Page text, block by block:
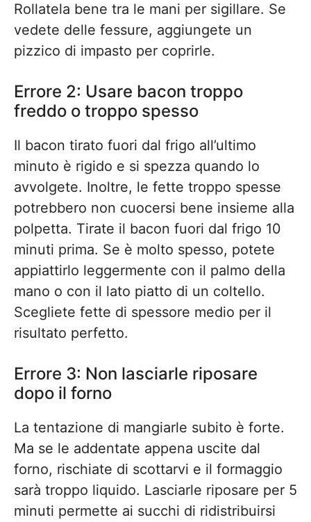
Rollatela bene tra le mani per sigillare. Se
vedete delle fessure, aggiungete un
pizzico di impasto per coprirle.
Errore 2: Usare bacon troppo
freddo o troppo spesso
Il bacon tirato fuori dal frigo all’ultimo
minuto è rigido e si spezza quando lo
avvolgete. Inoltre, le fette troppo spesse
potrebbero non cuocersi bene insieme alla
polpetta. Tirate il bacon fuori dal frigo 10
minuti prima. Se è molto spesso, potete
appiattirlo leggermente con il palmo della
mano o con il lato piatto di un coltello.
Scegliete fette di spessore medio per il
risultato perfetto.
Errore 3: Non lasciarle riposare
dopo il forno
La tentazione di mangiarle subito è forte.
Ma se le addentate appena uscite dal
forno, rischiate di scottarvi e il formaggio
sarà troppo liquido. Lasciarle riposare per 5
minuti permette ai succhi di ridistribuirsi